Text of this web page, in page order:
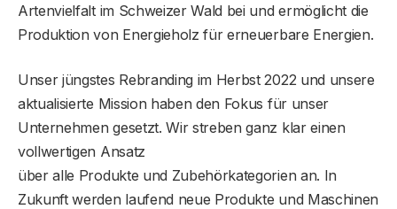
Artenvielfalt im Schweizer Wald bei und ermöglicht die
Produktion von Energieholz für erneuerbare Energien.
Unser jüngstes Rebranding im Herbst 2022 und unsere
aktualisierte Mission haben den Fokus für unser
Unternehmen gesetzt. Wir streben ganz klar einen
vollwertigen Ansatz
über alle Produkte und Zubehörkategorien an. In
Zukunft werden laufend neue Produkte und Maschinen